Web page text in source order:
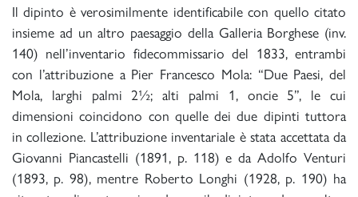
Il dipinto è verosimilmente identificabile con quello citato
insieme ad un altro paesaggio della Galleria Borghese (inv.
140) nell’inventario fidecommissario del 1833, entrambi
con l’attribuzione a Pier Francesco Mola: “Due Paesi, del
Mola, larghi palmi 2½; alti palmi 1, oncie 5”, le cui
dimensioni coincidono con quelle dei due dipinti tuttora
in collezione. L’attribuzione inventariale è stata accettata da
Giovanni Piancastelli (1891, p. 118) e da Adolfo Venturi
(1893, p. 98), mentre Roberto Longhi (1928, p. 190) ha